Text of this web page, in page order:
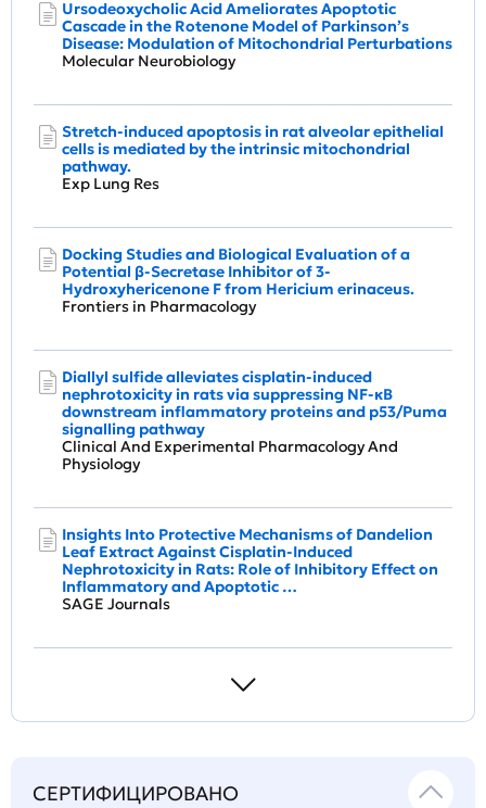
Ursodeoxycholic Acid Ameliorates Apoptotic
Cascade in the Rotenone Model of Parkinson’s
Disease: Modulation of Mitochondrial Perturbations
Molecular Neurobiology
Stretch-induced apoptosis in rat alveolar epithelial
cells is mediated by the intrinsic mitochondrial
pathway.
Exp Lung Res
Docking Studies and Biological Evaluation of a
Potential β-Secretase Inhibitor of 3-
Hydroxyhericenone F from Hericium erinaceus.
Frontiers in Pharmacology
Diallyl sulfide alleviates cisplatin‐induced
nephrotoxicity in rats via suppressing NF‐κB
downstream inflammatory proteins and p53/Puma
signalling pathway
Clinical And Experimental Pharmacology And
Physiology
Insights Into Protective Mechanisms of Dandelion
Leaf Extract Against Cisplatin-Induced
Nephrotoxicity in Rats: Role of Inhibitory Effect on
Inflammatory and Apoptotic …
SAGE Journals
СЕРТИФИЦИРОВАНО